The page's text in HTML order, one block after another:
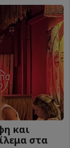
και
στα